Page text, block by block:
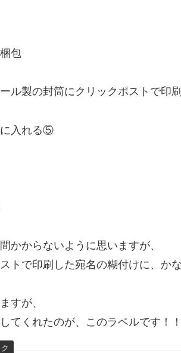
包
ル製の封筒にクリックポストで印
入れる⑤
かからないように思いますが、
トで印刷した宛名の糊付けに、か
すが、
てくれたのが、このラベルです！！